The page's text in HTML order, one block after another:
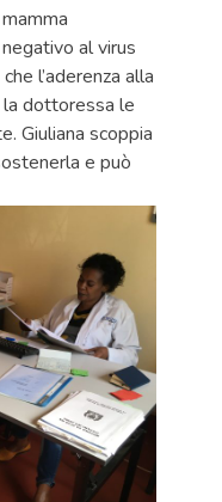
al virus
l’aderenza alla
la dottoressa le
Giuliana scoppia
e può